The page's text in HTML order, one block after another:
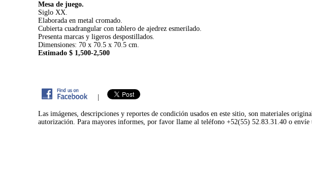
Mesa de juego.
Siglo XX.
Elaborada en metal cromado.
Cubierta cuadrangular con tablero de ajedrez esmerilado.
Presenta marcas y ligeros despostillados.
Dimensiones: 70 x 70.5 x 70.5 cm.
Estimado $ 1,500-2,500
|
Las imágenes, descripciones y reportes de condición usados en este sitio, son materiales
autorización. Para mayores informes, por favor llame al teléfono +52(55) 52.83.31.40 o